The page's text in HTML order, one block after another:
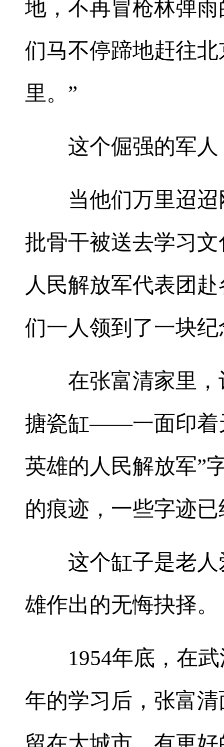
地，不再冒枪林弹
们马不停蹄地赶往
里。”
这个倔强的军人
当他们万里迢迢
批骨干被送去学习
人民解放军代表团
们一人领到了一块
在张富清家里，
搪瓷缸——一面印着
英雄的人民解放军”
的痕迹，一些字迹
这个缸子是老人
雄作出的无悔抉择。
1954年底，在武
年的学习后，张富